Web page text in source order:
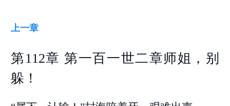
上一章
第112章 第一百一世二章师姐，别
躲！